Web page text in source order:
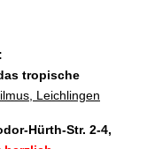
tropische
Leichlingen
Hürth-Str. 2-4,